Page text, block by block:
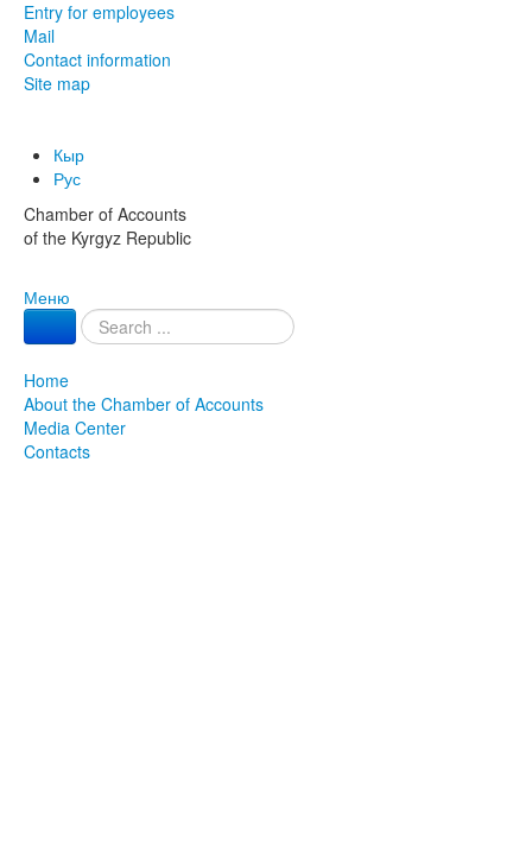
Entry for employees
Mail
Contact information
Site map
Кыр
Рус
Chamber of Accounts
of the Kyrgyz Republic
Меню
Home
About the Chamber of Accounts
Media Center
Contacts